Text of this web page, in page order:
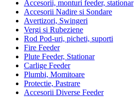
Accesorii, monturi feeder, stationar
Accesorii Nadire si Sondare
Avertizori, Swingeri
Vergi si Rubeziene
Rod Pod-uri, picheti, suporti
Fire Feeder
Plute Feeder, Stationar
Carlige Feeder
Plumbi, Momitoare
Protectie, Pastrare
Accesorii Diverse Feeder